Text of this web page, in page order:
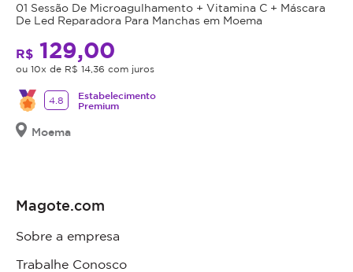
01 Sessão De Microagulhamento + Vitamina C + Máscara
De Led Reparadora Para Manchas em Moema
R$ 129,00
ou 10x de R$ 14,36 com juros
4.8
Estabelecimento
Premium
Moema
Magote.com
Sobre a empresa
Trabalhe Conosco